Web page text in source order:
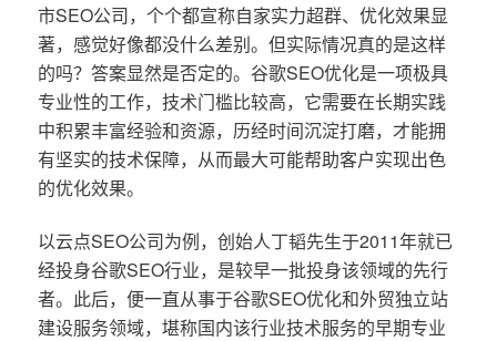
市SEO公司，个个都宣称自家实力超群、优化效果显
著，感觉好像都没什么差别。但实际情况真的是这样
的吗？答案显然是否定的。谷歌SEO优化是一项极具
专业性的工作，技术门槛比较高，它需要在长期实践
中积累丰富经验和资源，历经时间沉淀打磨，才能拥
有坚实的技术保障，从而最大可能帮助客户实现出色
的优化效果。
以云点SEO公司为例，创始人丁韬先生于2011年就已
经投身谷歌SEO行业，是较早一批投身该领域的先行
者。此后，便一直从事于谷歌SEO优化和外贸独立站
建设服务领域，堪称国内该行业技术服务的早期专业